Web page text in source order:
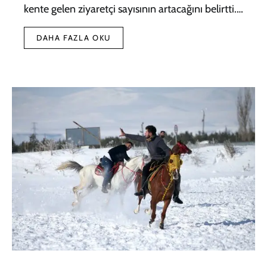
kente gelen ziyaretçi sayısının artacağını belirtti.…
DAHA FAZLA OKU